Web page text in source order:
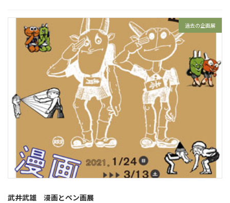
過去の企画展
武井武雄 漫画とペン画展